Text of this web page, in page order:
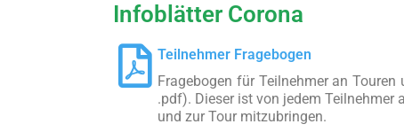
Infoblätter Corona
Teilnehmer Fragebogen
Fragebogen für Teilnehmer an
.pdf). Dieser ist von jedem Teilnehmer
und zur Tour mitzubringen.